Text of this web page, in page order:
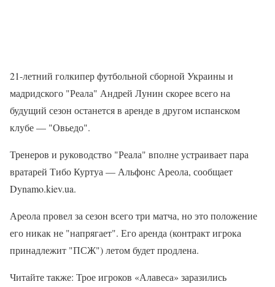
21-летний голкипер футбольной сборной Украины и
мадридского "Реала" Андрей Лунин скорее всего на
будущий сезон останется в аренде в другом испанском
клубе — "Овьедо".
Тренеров и руководство "Реала" вполне устраивает пара
вратарей Тибо Куртуа — Альфонс Ареола, сообщает
Dynamo.kiev.ua.
Ареола провел за сезон всего три матча, но это положение
его никак не "напрягает". Его аренда (контракт игрока
принадлежит "ПСЖ") летом будет продлена.
Читайте также: Трое игроков «Алавеса» заразились